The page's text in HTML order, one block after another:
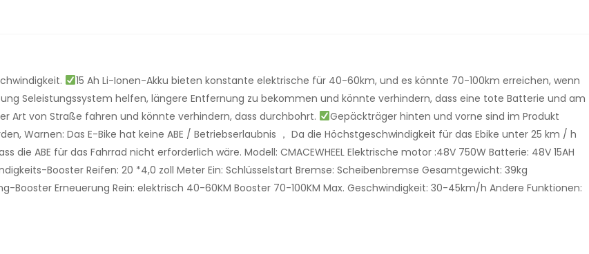
15 Ah Li-Ionen-Akku bieten konstante elektrische für 40-60km, und es könnte 70-100km erreichen, wenn
Seleistungssystem helfen, längere Entfernung zu bekommen und könnte verhindern, dass eine tote Batterie und am
Art von Straße fahren und könnte verhindern, dass durchbohrt.
Gepäckträger hinten und vorne sind im Produkt
Warnen: Das E-Bike hat keine ABE / Betriebserlaubnis ， Da die Höchstgeschwindigkeit für das Ebike unter 25 km / h
ABE für das Fahrrad nicht erforderlich wäre. Modell: CMACEWHEEL Elektrische motor :48V 750W Batterie: 48V 15AH
Booster Reifen: 20 *4,0 zoll Meter Ein: Schlüsselstart Bremse: Scheibenbremse Gesamtgewicht: 39kg
Booster Erneuerung Rein: elektrisch 40-60KM Booster 70-100KM Max. Geschwindigkeit: 30-45km/h Andere Funktionen: